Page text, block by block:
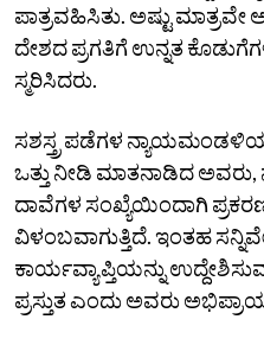
ಪಾತ್ರವಹಿಸಿತು. ಅಷ್ಟು ಮಾತ್ರವೇ
ದೇಶದ ಪ್ರಗತಿಗೆ ಉನ್ನತ
ಸ್ಮರಿಸಿದರು.
ಸಶಸ್ತ್ರ ಪಡೆಗಳ
ಒತ್ತು ನೀಡಿ ಮಾತನಾಡಿದ
ದಾವೆಗಳ ಸಂಖ್ಯೆಯಿಂದಾಗಿ
ವಿಳಂಬವಾಗುತ್ತಿದೆ. ಇಂತಹ
ಕಾರ್ಯವ್ಯಾಪ್ತಿಯನ್ನು
ಪ್ರಸ್ತುತ ಎಂದು ಅವರು